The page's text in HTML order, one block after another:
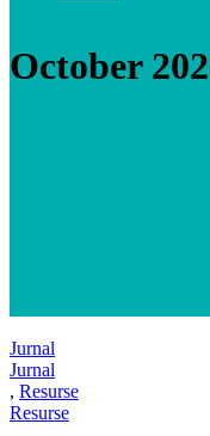
October
Jurnal
Jurnal
, Resurse
Resurse